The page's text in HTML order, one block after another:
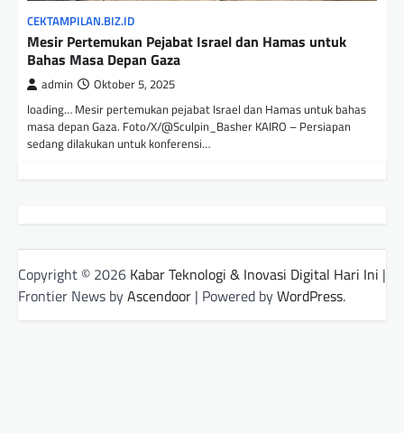
CEKTAMPILAN.BIZ.ID
Mesir Pertemukan Pejabat Israel dan Hamas untuk
Bahas Masa Depan Gaza
admin Oktober 5, 2025
loading… Mesir pertemukan pejabat Israel dan Hamas untuk bahas
masa depan Gaza. Foto/X/@Sculpin_Basher KAIRO – Persiapan
sedang dilakukan untuk konferensi…
Copyright © 2026 Kabar Teknologi & Inovasi Digital Hari Ini |
Frontier News byAscendoor | Powered byWordPress.